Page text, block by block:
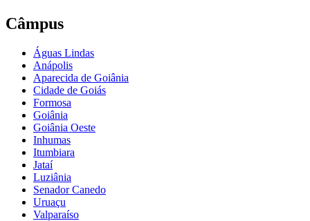
Câmpus
Águas Lindas
Anápolis
Aparecida de Goiânia
Cidade de Goiás
Formosa
Goiânia
Goiânia Oeste
Inhumas
Itumbiara
Jataí
Luziânia
Senador Canedo
Uruaçu
Valparaíso